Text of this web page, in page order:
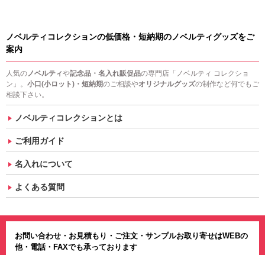
ノベルティコレクションの低価格・短納期のノベルティグッズをご
案内
人気のノベルティや記念品・名入れ販促品の専門店「ノベルティ コレクショ
ン」。 小口(小ロット)・短納期のご相談やオリジナルグッズの制作など何でもご
相談下さい。
ノベルティコレクションとは
ご利用ガイド
名入れについて
よくある質問
お問い合わせ・お見積もり・ご注文・サンプルお取り寄せはWEBの
他・電話・FAXでも承っております